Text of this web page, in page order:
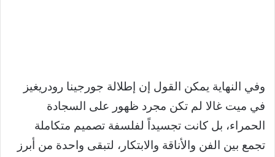
وفي النهاية يمكن القول إن إطلالة جورجينا رودريغيز
في ميت غالا لم تكن مجرد ظهور على السجادة
الحمراء، بل كانت تجسيداً لفلسفة تصميم متكاملة
تجمع بين الفن والأناقة والابتكار، لتبقى واحدة من أبرز